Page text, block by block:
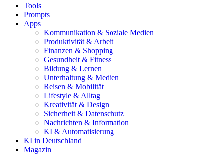
Tools
Prompts
Apps
Kommunikation & Soziale Medien
Produktivität & Arbeit
Finanzen & Shopping
Gesundheit & Fitness
Bildung & Lernen
Unterhaltung & Medien
Reisen & Mobilität
Lifestyle & Alltag
Kreativität & Design
Sicherheit & Datenschutz
Nachrichten & Information
KI & Automatisierung
KI in Deutschland
Magazin